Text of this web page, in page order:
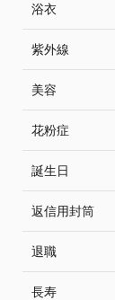
浴衣
紫外線
美容
花粉症
誕生日
返信用封筒
退職
長寿